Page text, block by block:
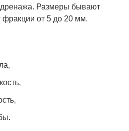
дренажа. Размеры бывают
фракции от 5 до 20 мм.